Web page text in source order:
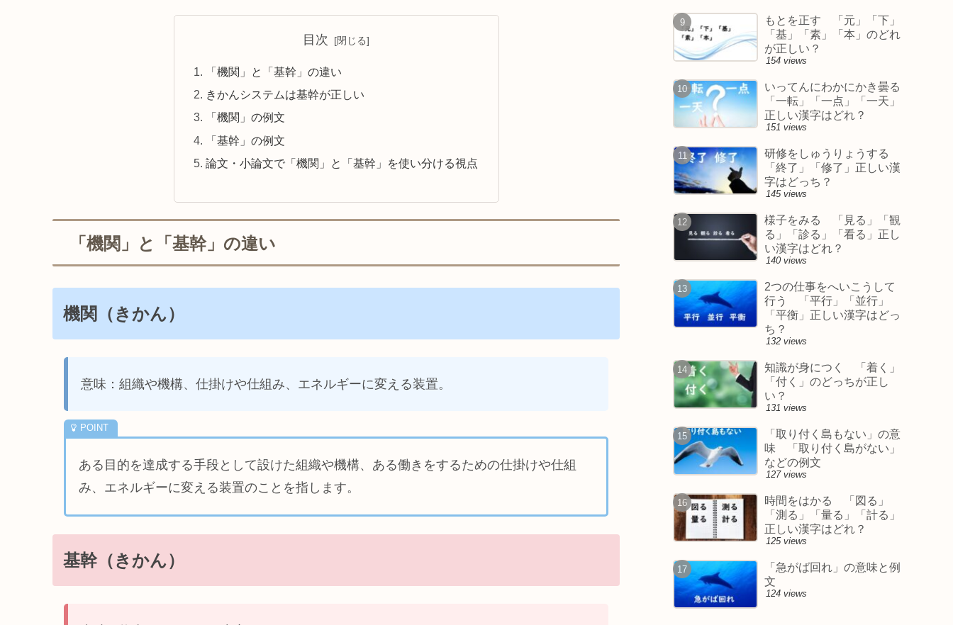
目次
「機関」と「基幹」の違い
きかんシステムは基幹が正しい
「機関」の例文
「基幹」の例文
論文・小論文で「機関」と「基幹」を使い分ける視点
「機関」と「基幹」の違い
機関（きかん）
意味：組織や機構、仕掛けや仕組み、エネルギーに変える装置。
ある目的を達成する手段として設けた組織や機構、ある働きをするための仕掛けや仕組
み、エネルギーに変える装置のことを指します。
基幹（きかん）
もとを正す 「元」「下」
「基」「素」「本」のどれ
が正しい？
154 views
いってんにわかにかき曇る
「一転」「一点」「一天」
正しい漢字はどれ？
151 views
研修をしゅうりょうする
「終了」「修了」正しい漢
字はどっち？
145 views
様子をみる 「見る」「観
る」「診る」「看る」正し
い漢字はどれ？
140 views
2つの仕事をへいこうして
行う 「平行」「並行」
「平衡」正しい漢字はどっ
ち？
132 views
知識が身につく 「着く」
「付く」のどっちが正し
い？
131 views
「取り付く島もない」の意
味 「取り付く島がない」
などの例文
127 views
時間をはかる 「図る」
「測る」「量る」「計る」
正しい漢字はどれ？
125 views
「急がば回れ」の意味と例
文
124 views